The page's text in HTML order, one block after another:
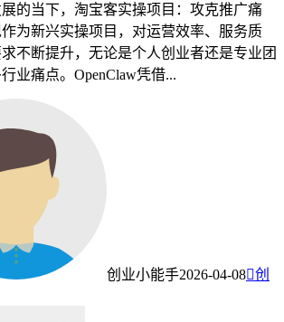
的当下，淘宝客实操项目：攻克推广痛
为新兴实操项目，对运营效率、服务质
不断提升，无论是个人创业者还是专业团
业痛点。OpenClaw凭借...
创业小能手2026-04-08创